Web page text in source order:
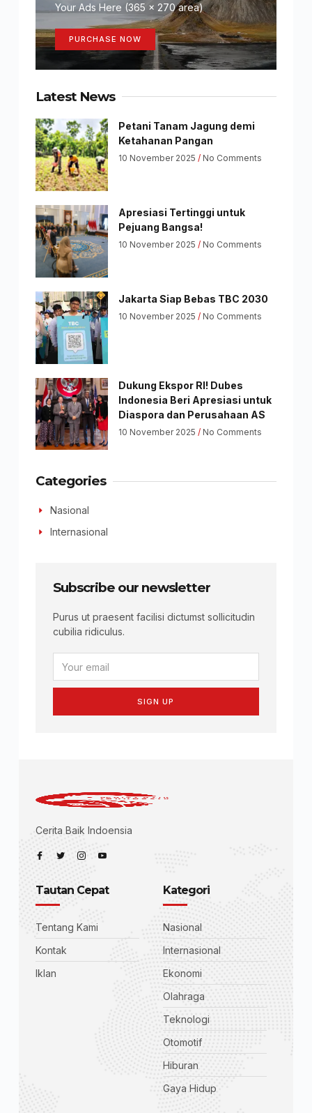
Your Ads Here (365 x 270 area)
PURCHASE NOW
Latest News
Petani Tanam Jagung demi
Ketahanan Pangan
10 November 2025 No Comments
Apresiasi Tertinggi untuk
Pejuang Bangsa!
10 November 2025 No Comments
Jakarta Siap Bebas TBC 2030
10 November 2025 No Comments
Dukung Ekspor RI! Dubes
Indonesia Beri Apresiasi untuk
Diaspora dan Perusahaan AS
10 November 2025 No Comments
Categories
Nasional
Internasional
Subscribe our newsletter
Purus ut praesent facilisi dictumst sollicitudin
cubilia ridiculus.
SIGN UP
Cerita Baik Indoensia
Tautan Cepat
Tentang Kami
Kontak
Iklan
Kategori
Nasional
Internasional
Ekonomi
Olahraga
Teknologi
Otomotif
Hiburan
Gaya Hidup